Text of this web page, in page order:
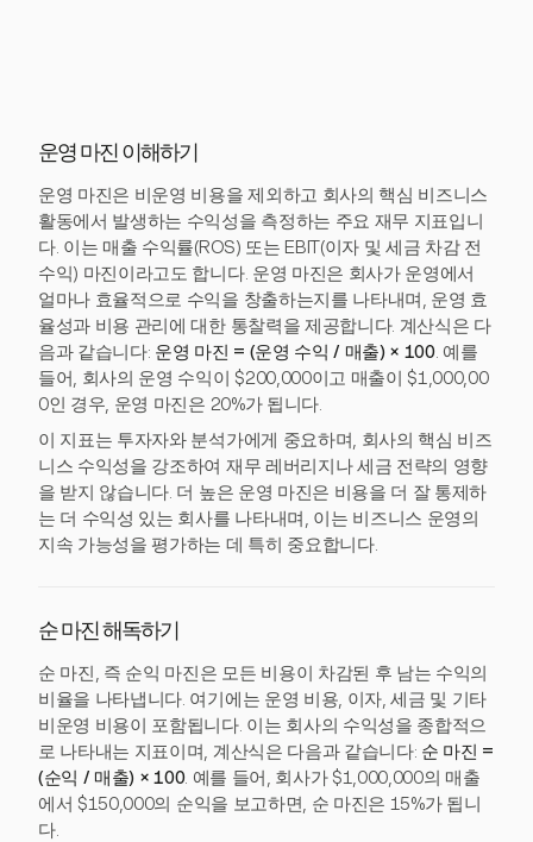
운영 마진 이해하기
운영 마진은 비운영 비용을 제외하고 회사의 핵심 비즈니스
활동에서 발생하는 수익성을 측정하는 주요 재무 지표입니
다. 이는 매출 수익률(ROS) 또는 EBIT(이자 및 세금 차감 전
수익) 마진이라고도 합니다. 운영 마진은 회사가 운영에서
얼마나 효율적으로 수익을 창출하는지를 나타내며, 운영 효
율성과 비용 관리에 대한 통찰력을 제공합니다. 계산식은 다
음과 같습니다: 운영 마진 = (운영 수익 / 매출) × 100. 예를
들어, 회사의 운영 수익이 $200,000이고 매출이 $1,000,00
0인 경우, 운영 마진은 20%가 됩니다.
이 지표는 투자자와 분석가에게 중요하며, 회사의 핵심 비즈
니스 수익성을 강조하여 재무 레버리지나 세금 전략의 영향
을 받지 않습니다. 더 높은 운영 마진은 비용을 더 잘 통제하
는 더 수익성 있는 회사를 나타내며, 이는 비즈니스 운영의
지속 가능성을 평가하는 데 특히 중요합니다.
순 마진 해독하기
순 마진, 즉 순익 마진은 모든 비용이 차감된 후 남는 수익의
비율을 나타냅니다. 여기에는 운영 비용, 이자, 세금 및 기타
비운영 비용이 포함됩니다. 이는 회사의 수익성을 종합적으
로 나타내는 지표이며, 계산식은 다음과 같습니다: 순 마진 =
(순익 / 매출) × 100. 예를 들어, 회사가 $1,000,000의 매출
에서 $150,000의 순익을 보고하면, 순 마진은 15%가 됩니
다.